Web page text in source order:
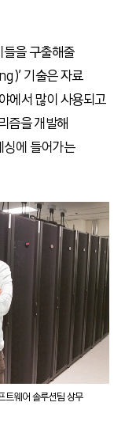
을 구출해줄
기술은 자료
에서 많이 사용되고
즘을 개발해
에 들어가는
트웨어 솔루션팀 상무